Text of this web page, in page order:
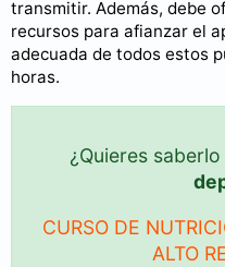
transmitir. Además, debe
recursos para afianzar el
adecuada de todos estos
horas.
¿Quieres
CURSO DE
ALTO